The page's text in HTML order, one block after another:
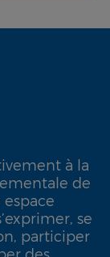
à la
de
espace
se
participer
des